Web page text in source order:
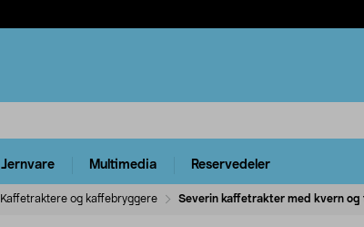
Jernvare Multimedia Reservedeler
Kaffetraktere og kaffebryggere Severin kaffetrakter med kvern og